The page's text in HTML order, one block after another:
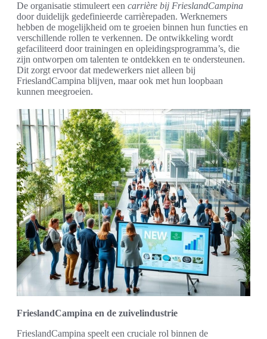
De organisatie stimuleert een carrière bij FrieslandCampina
door duidelijk gedefinieerde carrièrepaden. Werknemers
hebben de mogelijkheid om te groeien binnen hun functies en
verschillende rollen te verkennen. De ontwikkeling wordt
gefaciliteerd door trainingen en opleidingsprogramma’s, die
zijn ontworpen om talenten te ontdekken en te ondersteunen.
Dit zorgt ervoor dat medewerkers niet alleen bij
FrieslandCampina blijven, maar ook met hun loopbaan
kunnen meegroeien.
FrieslandCampina en de zuivelindustrie
FrieslandCampina speelt een cruciale rol binnen de